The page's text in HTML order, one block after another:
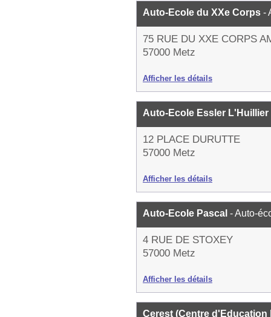
Auto-Ecole du XXe Corps -
75 RUE DU XXE CORPS
57000 Metz
Afficher les détails
Auto-Ecole Essler L'Huillier
12 PLACE DURUTTE
57000 Metz
Afficher les détails
Auto-Ecole Pascal - Auto-
4 RUE DE STOXEY
57000 Metz
Afficher les détails
Cerest (Centre